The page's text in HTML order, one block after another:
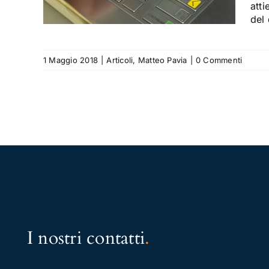
del
1 Maggio 2018 Articoli, Matteo Pavia 0 Commenti
I nostri contatti.